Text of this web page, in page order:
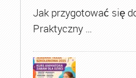
Jak przygotować się
Praktyczny …